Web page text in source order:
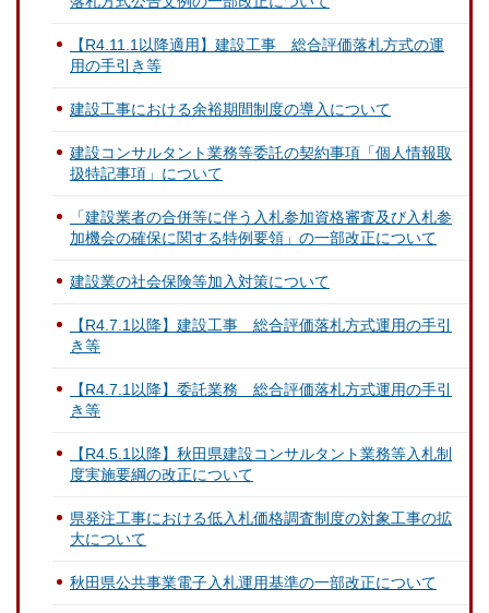
【R4.11.1以降適用】建設工事 総合評価落札方式の運
用の手引き等
建設工事における余裕期間制度の導入について
建設コンサルタント業務等委託の契約事項「個人情報取
扱特記事項」について
「建設業者の合併等に伴う入札参加資格審査及び入札参
加機会の確保に関する特例要領」の一部改正について
建設業の社会保険等加入対策について
【R4.7.1以降】建設工事 総合評価落札方式運用の手引
き等
【R4.7.1以降】委託業務 総合評価落札方式運用の手引
き等
【R4.5.1以降】秋田県建設コンサルタント業務等入札制
度実施要綱の改正について
県発注工事における低入札価格調査制度の対象工事の拡
大について
秋田県公共事業電子入札運用基準の一部改正について